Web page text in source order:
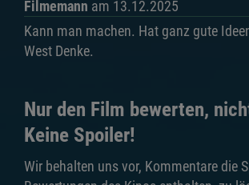
Filmemann am 13.12.2025
Kann man machen. Hat ganz gute
West Denke.
Nur den Film bewerten,
Keine Spoiler!
Wir behalten uns vor, Kommentare die